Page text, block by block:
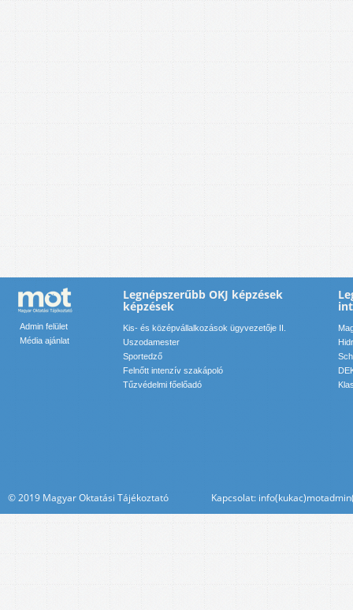
Admin felület
Média ajánlat
Legnépszerűbb OKJ képzések
képzések
Kis- és középvállalkozások ügyvezetője II.
Uszodamester
Sportedző
Felnőtt intenzív szakápoló
Tűzvédelmi főelőadó
© 2019 Magyar Oktatási Tájékoztató Kapcsolat: